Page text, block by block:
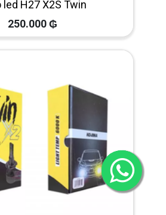
led H27 X2S Twin
250.000₲